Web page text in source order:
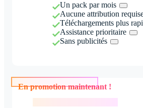
Un pack par mois
Aucune attribution
Téléchargements plus
Assistance prioritaire
Sans publicités
En promotion maintenant !